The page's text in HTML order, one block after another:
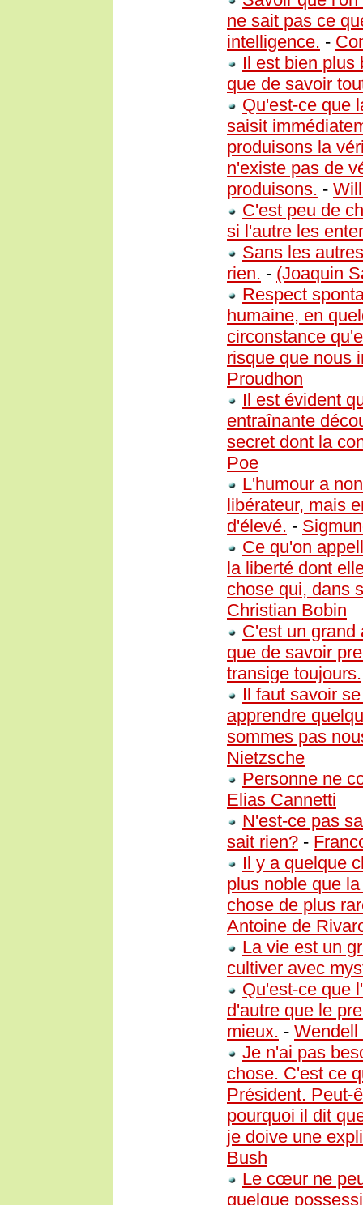
ne sait pas ce
intelligence. -
Il est bien plus
que de savoir
Qu'est-ce que
saisit
produisons la
n'existe pas de
produisons. -
C'est peu de
si l'autre les
Sans les
rien. - (Joaquin
Respect
humaine, en
circonstance
risque que nous
Proudhon
Il est évident
entraînante
secret dont la
Poe
L'humour a
libérateur, mais
d'élevé. -
Ce qu'on
la liberté dont
chose qui, dans
Christian Bobin
C'est un grand
que de savoir
transige toujours.
Il faut savoir
apprendre
sommes pas
Nietzsche
Personne ne
Elias Cannetti
N'est-ce pas
sait rien? -
Il y a quelque
plus noble que
chose de plus
Antoine de
La vie est un
cultiver avec
Qu'est-ce que
d'autre que le
mieux. -
Je n'ai pas
chose. C'est ce
Président. Peut-
pourquoi il dit
je doive une
Bush
Le cœur ne
quelque